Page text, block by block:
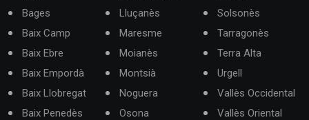
Bages
Baix Camp
Baix Ebre
Baix Empordà
Baix Llobregat
Baix Penedès
Lluçanès
Maresme
Moianès
Montsià
Noguera
Osona
Solsonès
Tarragonès
Terra Alta
Urgell
Vallès Occidental
Vallès Oriental